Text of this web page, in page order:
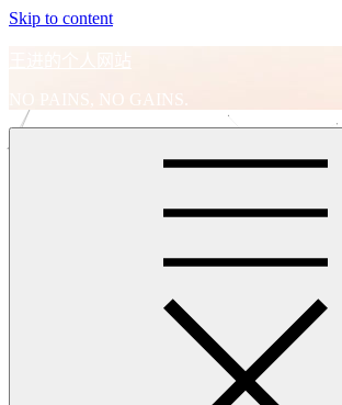
Skip to content
王进的个人网站
NO PAINS, NO GAINS.